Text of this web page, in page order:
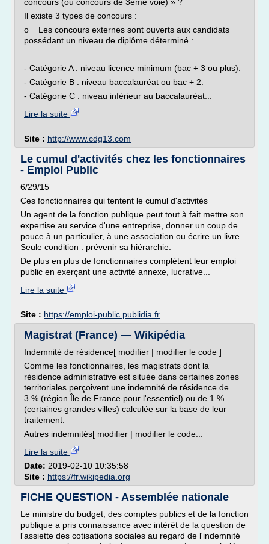
Il existe 3 types de concours :
o Les concours externes sont ouverts aux candidats
possédant un niveau de diplôme déterminé :
- Catégorie A : niveau licence minimum (bac + 3 ou plus).
- Catégorie B : niveau baccalauréat ou bac + 2.
- Catégorie C : niveau inférieur au baccalauréat...
Lire la suite
Site : http://www.cdg13.com
Le cumul d'activités chez les fonctionnaires
- Emploi Public
6/29/15
Ces fonctionnaires qui tentent le cumul d'activités
Un agent de la fonction publique peut tout à fait mettre son
expertise au service d'une entreprise, donner un coup de
pouce à un particulier, à une association ou écrire un livre.
Seule condition : prévenir sa hiérarchie.
De plus en plus de fonctionnaires complètent leur emploi
public en exerçant une activité annexe, lucrative...
Lire la suite
Site : https://emploi-public.publidia.fr
Magistrat (France) — Wikipédia
Indemnité de résidence[ modifier | modifier le code ]
Comme les fonctionnaires, les magistrats dont la
résidence administrative est située dans certaines zones
territoriales perçoivent une indemnité de résidence de
3 % (région Île de France pour l'essentiel) ou de 1 %
(certaines grandes villes) calculée sur la base de leur
traitement.
Autres indemnités[ modifier | modifier le code...
Lire la suite
Date: 2019-02-10 10:35:58
Site : https://fr.wikipedia.org
FICHE QUESTION - Assemblée nationale
Le ministre du budget, des comptes publics et de la fonction
publique a pris connaissance avec intérêt de la question de
l'assiette des cotisations sociales au regard de l'indemnité